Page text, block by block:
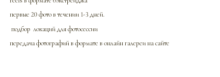
первые 20 фото в течении 1-3 дней.
подбор локаций для фотосессии
передача фотографий в формате в онлайн галереи на сайте